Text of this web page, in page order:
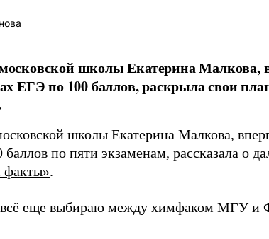
школы Екатерина Малкова,
ЕГЭ по 100 баллов, раскрыла свои
школы Екатерина Малкова,
баллов по пяти экзаменам, рассказала о
факты».
всё еще выбираю между химфаком МГУ